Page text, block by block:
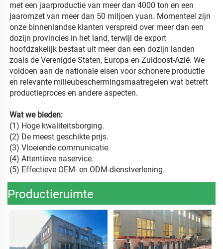
met een jaarproductie van meer dan 4000 ton en een
jaaromzet van meer dan 50 miljoen yuan. Momenteel zijn
onze binnenlandse klanten verspreid over meer dan een
dozijn provincies in het land, terwijl de export
hoofdzakelijk bestaat uit meer dan een dozijn landen
zoals de Verenigde Staten, Europa en Zuidoost-Azië. We
voldoen aan de nationale eisen voor schonere productie
en relevante milieubeschermingsmaatregelen wat betreft
productieproces en andere aspecten.
Wat we bieden:
(1) Hoge kwaliteitsborging.
(2) De meest geschikte prijs.
(3) Vloeiende communicatie.
(4) Attentieve naservice.
(5) Effectieve OEM- en ODM-dienstverlening.
Productieruimte